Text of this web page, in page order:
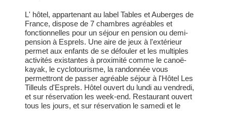
L' hôtel, appartenant au label Tables et Auberges de
France, dispose de 7 chambres agréables et
fonctionnelles pour un séjour en pension ou demi-
pension à Esprels. Une aire de jeux à l'extérieur
permet aux enfants de se défouler et les multiples
activités existantes à proximité comme le canoë-
kayak, le cyclotourisme, la randonnée vous
permettront de passer agréable séjour à l'Hôtel Les
Tilleuls d'Esprels. Hôtel ouvert du lundi au vendredi,
et sur réservation les week-end. Restaurant ouvert
tous les jours, et sur réservation le samedi et le